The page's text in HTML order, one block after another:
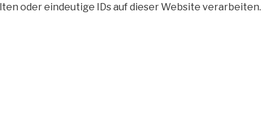
oder eindeutige IDs auf dieser Website verarbeiten.